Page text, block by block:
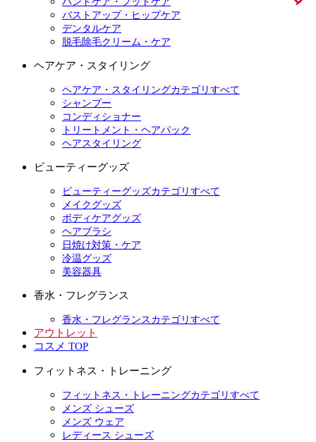
バストアップ・ヒップケア
デンタルケア
脱毛除毛クリーム・ケア
ヘアケア・スタイリング
ヘアケア・スタイリングカテゴリすべて
シャンプー
コンディショナー
トリートメント・ヘアパック
ヘアスタイリング
ビューティーグッズ
ビューティーグッズカテゴリすべて
メイクグッズ
ボディケアグッズ
ヘアブラシ
日焼け対策・ケア
冷温グッズ
美容器具
香水・フレグランス
香水・フレグランスカテゴリすべて
アウトレット
コスメ TOP
フィットネス・トレーニング
フィットネス・トレーニングカテゴリすべて
メンズ シューズ
メンズ ウェア
レディース シューズ